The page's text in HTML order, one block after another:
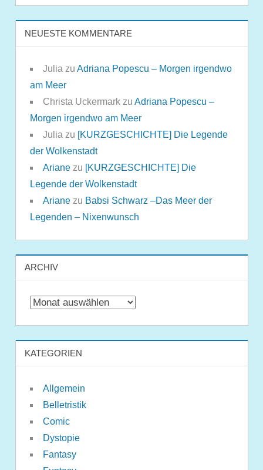
NEUESTE KOMMENTARE
Julia zu Adriana Popescu – Morgen irgendwo
am Meer
Christa Uckermarkzu Adriana Popescu –
Morgen irgendwo am Meer
Julia zu [KURZGESCHICHTE] Die Legende
der Wolkenstadt
Arianezu [KURZGESCHICHTE] Die
Legende der Wolkenstadt
Arianezu Babsi Schwarz –Das Meer der
Legenden – Nixenwunsch
ARCHIV
Archiv
KATEGORIEN
Allgemein
Belletristik
Comic
Dystopie
Fantasy